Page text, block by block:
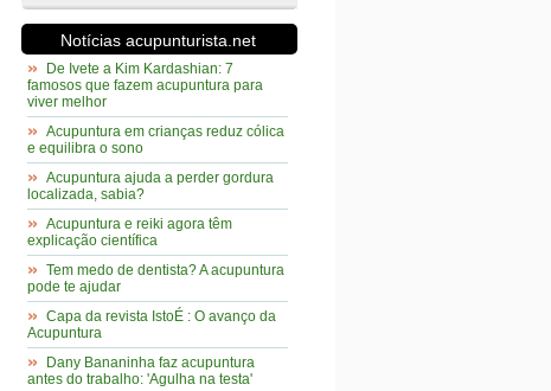
Notícias acupunturista.net
De Ivete a Kim Kardashian: 7
famosos que fazem acupuntura para
viver melhor
Acupuntura em crianças reduz cólica
e equilibra o sono
Acupuntura ajuda a perder gordura
localizada, sabia?
Acupuntura e reiki agora têm
explicação científica
Tem medo de dentista? A acupuntura
pode te ajudar
Capa da revista IstoÉ : O avanço da
Acupuntura
Dany Bananinha faz acupuntura
antes do trabalho: 'Agulha na testa'